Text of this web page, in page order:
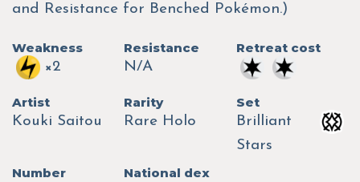
and Resistance for Benched Pokémon.)
Weakness
×2
Resistance
N/A
Retreat cost
Artist
Kouki Saitou
Rarity
Rare Holo
Set
Brilliant
Stars
Number
National dex